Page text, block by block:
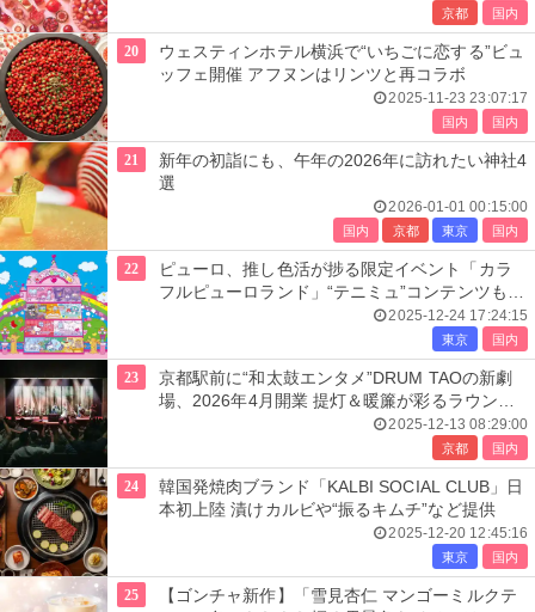
京都 国内
20
ウェスティンホテル横浜で“いちごに恋する”ビュ
ッフェ開催 アフヌンはリンツと再コラボ
2025-11-23 23:07:17
国内 国内
21
新年の初詣にも、午年の2026年に訪れたい神社4
選
2026-01-01 00:15:00
国内 京都 東京 国内
22
ピューロ、推し色活が捗る限定イベント「カラ
フルピューロランド」“テニミュ”コンテンツも登
2025-12-24 17:24:15
東京 国内
23
京都駅前に“和太鼓エンタメ”DRUM TAOの新劇
場、2026年4月開業 提灯＆暖簾が彩るラウンジ
2025-12-13 08:29:00
京都 国内
24
韓国発焼肉ブランド「KALBI SOCIAL CLUB」日
本初上陸 漬けカルビや“振るキムチ”など提供
2025-12-20 12:45:16
東京 国内
25
【ゴンチャ新作】「雪見杏仁 マンゴーミルクテ